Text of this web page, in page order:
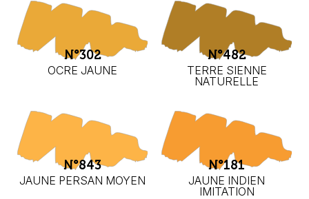
N°302
OCRE JAUNE
N°482
TERRE SIENNE
NATURELLE
N°843
JAUNE PERSAN MOYEN
N°181
JAUNE INDIEN
IMITATION